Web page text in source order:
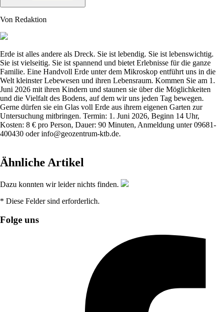
Von Redaktion
Erde ist alles andere als Dreck. Sie ist lebendig. Sie ist lebenswichtig.
Sie ist vielseitig. Sie ist spannend und bietet Erlebnisse für die ganze
Familie. Eine Handvoll Erde unter dem Mikroskop entführt uns in die
Welt kleinster Lebewesen und ihren Lebensraum. Kommen Sie am 1.
Juni 2026 mit ihren Kindern und staunen sie über die Möglichkeiten
und die Vielfalt des Bodens, auf dem wir uns jeden Tag bewegen.
Gerne dürfen sie ein Glas voll Erde aus ihrem eigenen Garten zur
Untersuchung mitbringen. Termin: 1. Juni 2026, Beginn 14 Uhr,
Kosten: 8 € pro Person, Dauer: 90 Minuten, Anmeldung unter 09681-
400430 oder info@geozentrum-ktb.de.
Ähnliche Artikel
Dazu konnten wir leider nichts finden.
* Diese Felder sind erforderlich.
Folge uns